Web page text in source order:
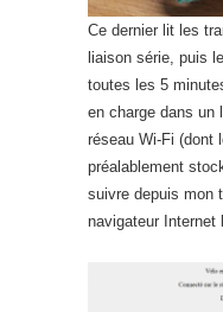
Ce dernier lit les
liaison série, puis
toutes les 5
en charge dans un
réseau Wi-Fi (dont
préalablement
suivre depuis mon
navigateur Internet